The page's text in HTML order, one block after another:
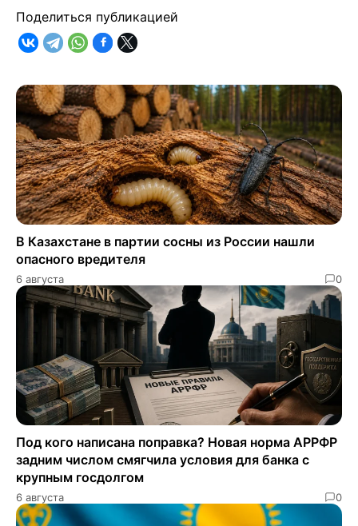
Поделиться публикацией
В Казахстане в партии сосны из России нашли
опасного вредителя
6 августа 0
Под кого написана поправка? Новая норма АРРФР
задним числом смягчила условия для банка с
крупным госдолгом
6 августа 0